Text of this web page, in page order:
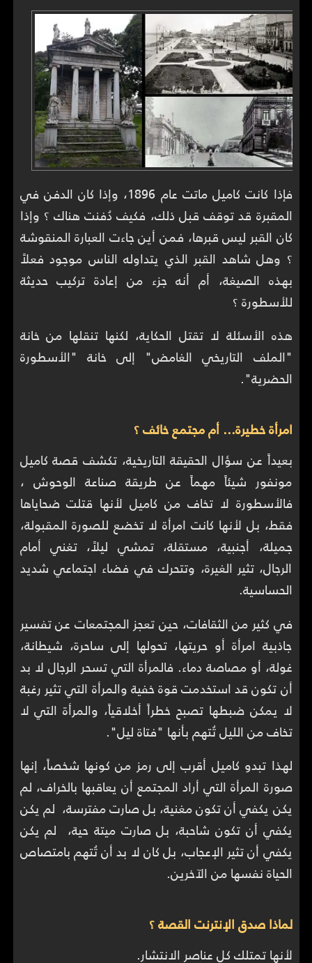
فإذا كانت كاميل ماتت عام 1896، وإذا كان الدفن في
المقبرة قد توقف قبل ذلك، فكيف دُفنت هناك ؟ وإذا
كان القبر ليس قبرها، فمن أين جاءت العبارة المنقوشة
؟ وهل شاهد القبر الذي يتداوله الناس موجود فعلاً
بهذه الصيغة، أم أنه جزء من إعادة تركيب حديثة
للأسطورة ؟
هذه الأسئلة لا تقتل الحكاية، لكنها تنقلها من خانة
"الملف التاريخي الغامض" إلى خانة "الأسطورة
الحضرية".
امرأة خطيرة… أم مجتمع خائف ؟
بعيداً عن سؤال الحقيقة التاريخية، تكشف قصة كاميل
مونفور شيئاً مهماً عن طريقة صناعة الوحوش ،
فالأسطورة لا تخاف من كاميل لأنها قتلت ضحاياها
فقط، بل لأنها كانت امرأة لا تخضع للصورة المقبولة،
جميلة، أجنبية، مستقلة، تمشي ليلاً، تغني أمام
الرجال، تثير الغيرة، وتتحرك في فضاء اجتماعي شديد
الحساسية.
في كثير من الثقافات، حين تعجز المجتمعات عن تفسير
جاذبية امرأة أو حريتها، تحولها إلى ساحرة، شيطانة،
غولة، أو مصاصة دماء. فالمرأة التي تسحر الرجال لا بد
أن تكون قد استخدمت قوة خفية والمرأة التي تثير رغبة
لا يمكن ضبطها تصبح خطراً أخلاقياً، والمرأة التي لا
تخاف من الليل تُتهم بأنها "فتاة ليل".
لهذا تبدو كاميل أقرب إلى رمز من كونها شخصاً، إنها
صورة المرأة التي أراد المجتمع أن يعاقبها بالخراف، لم
يكن يكفي أن تكون مغنية، بل صارت مفترسة، لم يكن
يكفي أن تكون شاحبة، بل صارت ميتة حية، لم يكن
يكفي أن تثير الإعجاب، بل كان لا بد أن تُتهم بامتصاص
الحياة نفسها من الآخرين.
لماذا صدق الإنترنت القصة ؟
لأنها تمتلك كل عناصر الانتشار.